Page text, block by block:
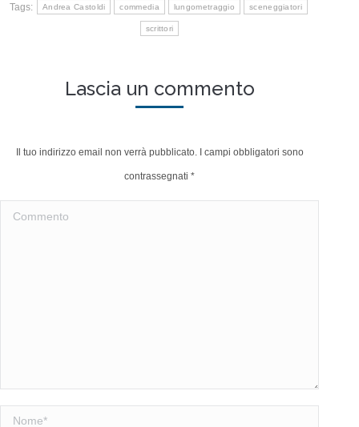
Tags: Andrea Castoldi commedia lungometraggio sceneggiatori
scrittori
Lascia un commento
Il tuo indirizzo email non verrà pubblicato. I campi obbligatori sono
contrassegnati *
Commento
Nome *